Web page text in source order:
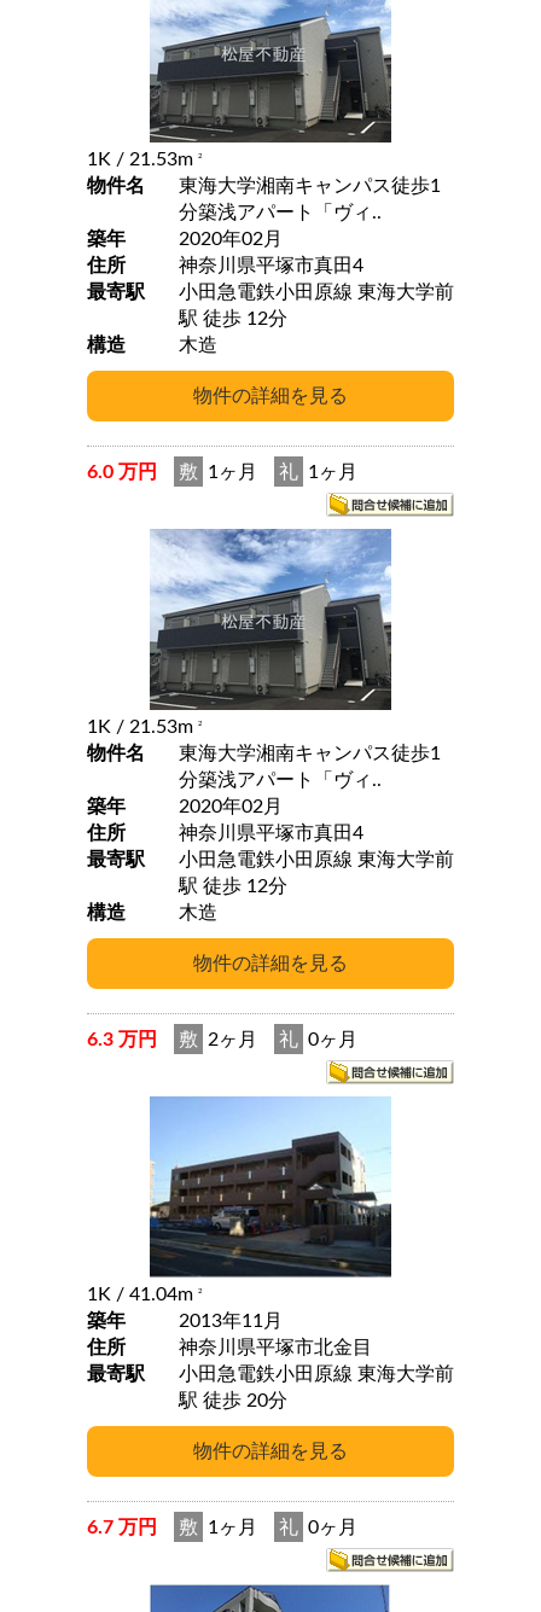
1K / 21.53m 2
物件名
東海大学湘南キャンパス徒歩1
分築浅アパート「ヴィ..
築年
2020年02月
住所
神奈川県平塚市真田4
最寄駅
小田急電鉄小田原線 東海大学前
駅 徒歩 12分
構造
木造
6.0 万円 敷 1ヶ月 礼 1ヶ月
1K / 21.53m 2
物件名
東海大学湘南キャンパス徒歩1
分築浅アパート「ヴィ..
築年
2020年02月
住所
神奈川県平塚市真田4
最寄駅
小田急電鉄小田原線 東海大学前
駅 徒歩 12分
構造
木造
6.3 万円 敷 2ヶ月 礼 0ヶ月
1K / 41.04m 2
築年
2013年11月
住所
神奈川県平塚市北金目
最寄駅
小田急電鉄小田原線 東海大学前
駅 徒歩 20分
6.7 万円 敷 1ヶ月 礼 0ヶ月